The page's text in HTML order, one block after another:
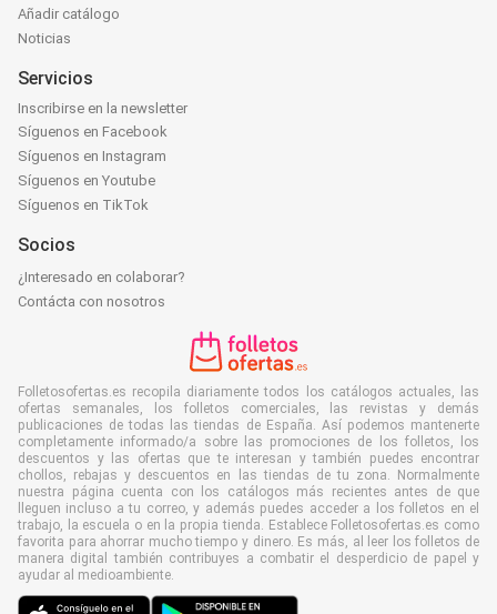
Añadir catálogo
Noticias
Servicios
Inscribirse en la newsletter
Síguenos en Facebook
Síguenos en Instagram
Síguenos en Youtube
Síguenos en TikTok
Socios
¿Interesado en colaborar?
Contácta con nosotros
Folletosofertas.es recopila diariamente todos los catálogos actuales, las
ofertas semanales, los folletos comerciales, las revistas y demás
publicaciones de todas las tiendas de España. Así podemos mantenerte
completamente informado/a sobre las promociones de los folletos, los
descuentos y las ofertas que te interesan y también puedes encontrar
chollos, rebajas y descuentos en las tiendas de tu zona. Normalmente
nuestra página cuenta con los catálogos más recientes antes de que
lleguen incluso a tu correo, y además puedes acceder a los folletos en el
trabajo, la escuela o en la propia tienda. Establece Folletosofertas.es como
favorita para ahorrar mucho tiempo y dinero. Es más, al leer los folletos de
manera digital también contribuyes a combatir el desperdicio de papel y
ayudar al medioambiente.